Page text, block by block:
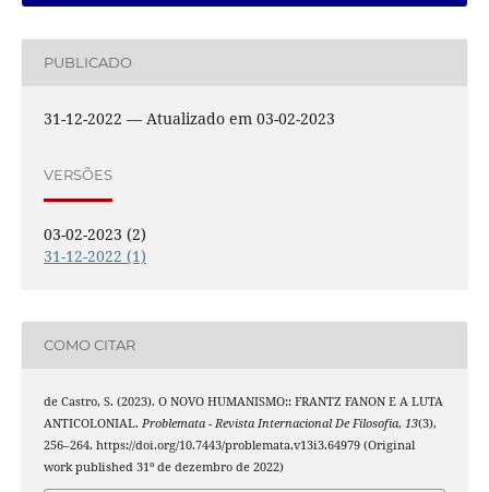
PUBLICADO
31-12-2022 — Atualizado em 03-02-2023
VERSÕES
03-02-2023 (2)
31-12-2022 (1)
COMO CITAR
de Castro, S. (2023). O NOVO HUMANISMO:: FRANTZ FANON E A LUTA
ANTICOLONIAL. Problemata - Revista Internacional De Filosofia, 13(3),
256–264. https://doi.org/10.7443/problemata.v13i3.64979 (Original
work published 31º de dezembro de 2022)